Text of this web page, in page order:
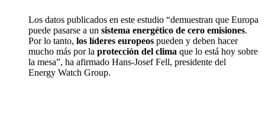
Los datos publicados en este estudio “demuestran que Europa
puede pasarse a un sistema energético de cero emisiones.
Por lo tanto, los líderes europeos pueden y deben hacer
mucho más por la protección del clima que lo está hoy sobre
la mesa”, ha afirmado Hans-JosefFell, presidente del
Energy Watch Group.